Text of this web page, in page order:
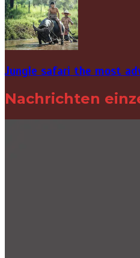
Jungle safari the most
Nachrichten